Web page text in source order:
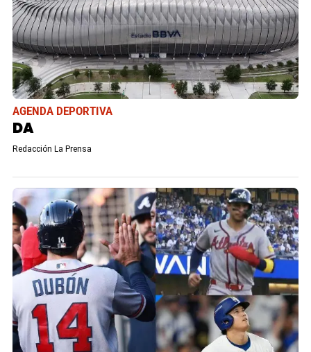
AGENDA DEPORTIVA
DA
Redacción La Prensa